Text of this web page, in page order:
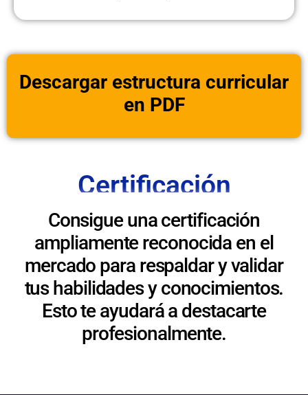
Descargar estructura curricular
en PDF
Certificación
Consigue una certificación
ampliamente reconocida en el
mercado para respaldar y validar
tus habilidades y conocimientos.
Esto te ayudará a destacarte
profesionalmente.